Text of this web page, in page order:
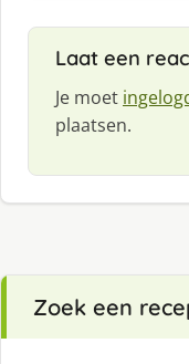
Laat een
Je moet
plaatsen.
Zoek een